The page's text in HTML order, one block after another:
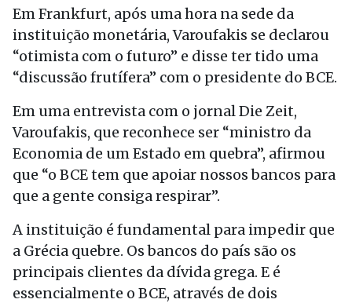
Em Frankfurt, após uma hora na sede da
instituição monetária, Varoufakis se declarou
“otimista com o futuro” e disse ter tido uma
“discussão frutífera” com o presidente do BCE.
Em uma entrevista com o jornal Die Zeit,
Varoufakis, que reconhece ser “ministro da
Economia de um Estado em quebra”, afirmou
que “o BCE tem que apoiar nossos bancos para
que a gente consiga respirar”.
A instituição é fundamental para impedir que
a Grécia quebre. Os bancos do país são os
principais clientes da dívida grega. E é
essencialmente o BCE, através de dois